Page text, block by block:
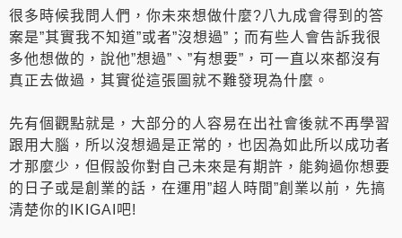
很多時候我問人們，你未來想做什麼?八九成會得到的答
案是”其實我不知道”或者”沒想過”；而有些人會告訴我很
多他想做的，說他”想過”、”有想要”，可一直以來都沒有
真正去做過，其實從這張圖就不難發現為什麼。
先有個觀點就是，大部分的人容易在出社會後就不再學習
跟用大腦，所以沒想過是正常的，也因為如此所以成功者
才那麼少，但假設你對自己未來是有期許，能夠過你想要
的日子或是創業的話，在運用”超人時間”創業以前，先搞
清楚你的IKIGAI吧!